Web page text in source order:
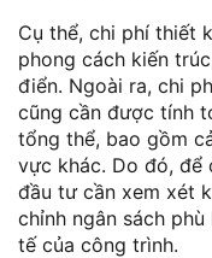
Cụ thể, chi phí thiết
phong cách kiến
điển. Ngoài ra, chi
cũng cần được tính
tổng thể, bao gồm
vực khác. Do đó, để
đầu tư cần xem xét
chỉnh ngân sách
tế của công trình.